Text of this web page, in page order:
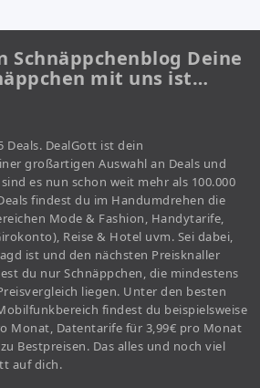
Schnäppchenblog Deine
mit uns ist…
Deals. DealGott ist dein
großartigen Auswahl an Deals und
es nun schon weit mehr als 100.000
findest du im Handumdrehen die
Mode & Fashion, Handytarife,
Reise & Hotel uvm. Sei dabei,
ist und den nächsten Preisknaller
du nur Schnäppchen, die mindestens
liegen. Unter den besten
findest du beispielsweise
Monat, Datentarife für 3,99€ pro Monat
Bestpreisen. Das alles und noch viel
auf dich.